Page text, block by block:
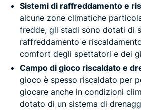
Sistemi di raffreddamento e
alcune zone climatiche
fredde, gli stadi sono dotati di
raffreddamento e
comfort degli spettatori e dei
Campo di gioco riscaldato e
gioco è spesso riscaldato per
giocare anche in condizioni
dotato di un sistema di